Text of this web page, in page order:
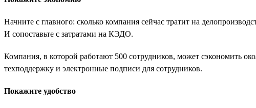
Начните с главного: сколько компания сейчас тратит на
И сопоставьте с затратами на КЭДО.
Компания, в которой работают 500 сотрудников, может сэкономить
техподдержку и электронные подписи для сотрудников.
Покажите удобство